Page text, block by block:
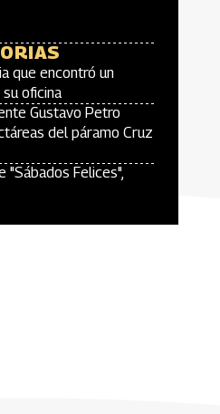
que encontró un
oficina
Gustavo Petro
del páramo Cruz
"Sábados Felices",